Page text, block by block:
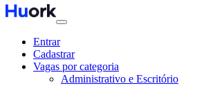
Entrar
Cadastrar
Vagas por categoria
Administrativo e Escritório